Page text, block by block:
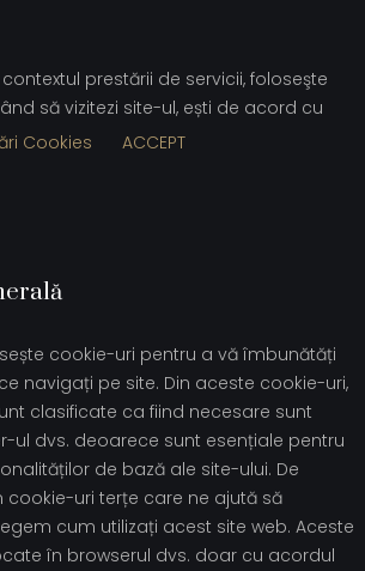
prestării de servicii, foloseşte
să vizitezi site-ul, ești de acord cu
Cookies ACCEPT
cookie-uri pentru a vă îmbunătăți
navigați pe site. Din aceste cookie-uri,
clasificate ca fiind necesare sunt
ul dvs. deoarece sunt esențiale pentru
de bază ale site-ului. De
cookie-uri terțe care ne ajută să
cum utilizați acest site web. Aceste
în browserul dvs. doar cu acordul